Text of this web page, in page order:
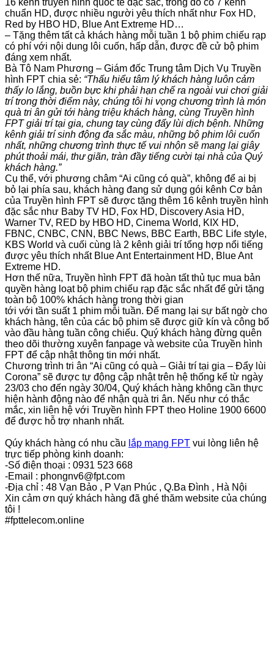
chuẩn HD, được nhiều người yêu thích nhất như Fox HD,
Red by HBO HD, Blue Ant Extreme HD…
– Tặng thêm tất cả khách hàng mỗi tuần 1 bộ phim chiếu rạp
có phí với nội dung lôi cuốn, hấp dẫn, được đề cử bộ phim
đáng xem nhất.
Bà Tô Nam Phương – Giám đốc Trung tâm Dịch Vụ Truyền
hình FPT chia sẻ: “Thấu hiểu tâm lý khách hàng luôn cảm
thấy lo lắng, buồn bực khi phải hạn chế ra ngoài vui chơi giải
trí trong thời điểm này, chúng tôi hi vọng chương trình là món
quà tri ân gửi tới hàng triệu khách hàng, cùng Truyền hình
FPT giải trí tại gia, chung tay cùng đẩy lùi dịch bệnh. Những
kênh giải trí sinh động đa sắc màu, những bộ phim lôi cuốn
nhất, những chương trình thực tế vui nhộn sẽ mang lại giây
phút thoải mái, thư giãn, tràn đầy tiếng cười tại nhà của Quý
khách hàng.”
Cụ thể, với phương châm “Ai cũng có quà”, không để ai bị
bỏ lại phía sau, khách hàng đang sử dụng gói kênh Cơ bản
của Truyền hình FPT sẽ được tặng thêm 16 kênh truyền hình
đặc sắc như Baby TV HD, Fox HD, Discovery Asia HD,
Warner TV, RED by HBO HD, Cinema World, KIX HD,
FBNC, CNBC, CNN, BBC News, BBC Earth, BBC Life style,
KBS World và cuối cùng là 2 kênh giải trí tổng hợp nổi tiếng
được yêu thích nhất Blue Ant Entertainment HD, Blue Ant
Extreme HD.
Hơn thế nữa, Truyền hình FPT đã hoàn tất thủ tục mua bản
quyền hàng loạt bộ phim chiếu rạp đặc sắc nhất để gửi tặng
toàn bộ 100% khách hàng trong thời gian
tới với tần suất 1 phim mỗi tuần. Để mang lại sự bất ngờ cho
khách hàng, tên của các bộ phim sẽ được giữ kín và công bố
vào đầu hàng tuần công chiếu. Quý khách hàng đừng quên
theo dõi thường xuyên fanpage và website của Truyền hình
FPT để cập nhật thông tin mới nhất.
Chương trình tri ân “Ai cũng có quà – Giải trí tại gia – Đẩy lùi
Corona” sẽ được tự động cập nhật trên hệ thống kể từ ngày
23/03 cho đến ngày 30/04, Quý khách hàng không cần thực
hiện hành động nào để nhận quà tri ân. Nếu như có thắc
mắc, xin liên hệ với Truyền hình FPT theo Holine 1900 6600
để được hỗ trợ nhanh nhất.
Qúy khách hàng có nhu cầu lắp mạng FPT vui lòng liên hệ
trực tiếp phòng kinh doanh:
-Số điện thoại : 0931 523 668
-Email : phongnv6@fpt.com
-Địa chỉ : 48 Vạn Bảo , P Vạn Phúc , Q.Ba Đình , Hà Nội
Xin cảm ơn quý khách hàng đã ghé thăm website của chúng
tôi !
#fpttelecom.online